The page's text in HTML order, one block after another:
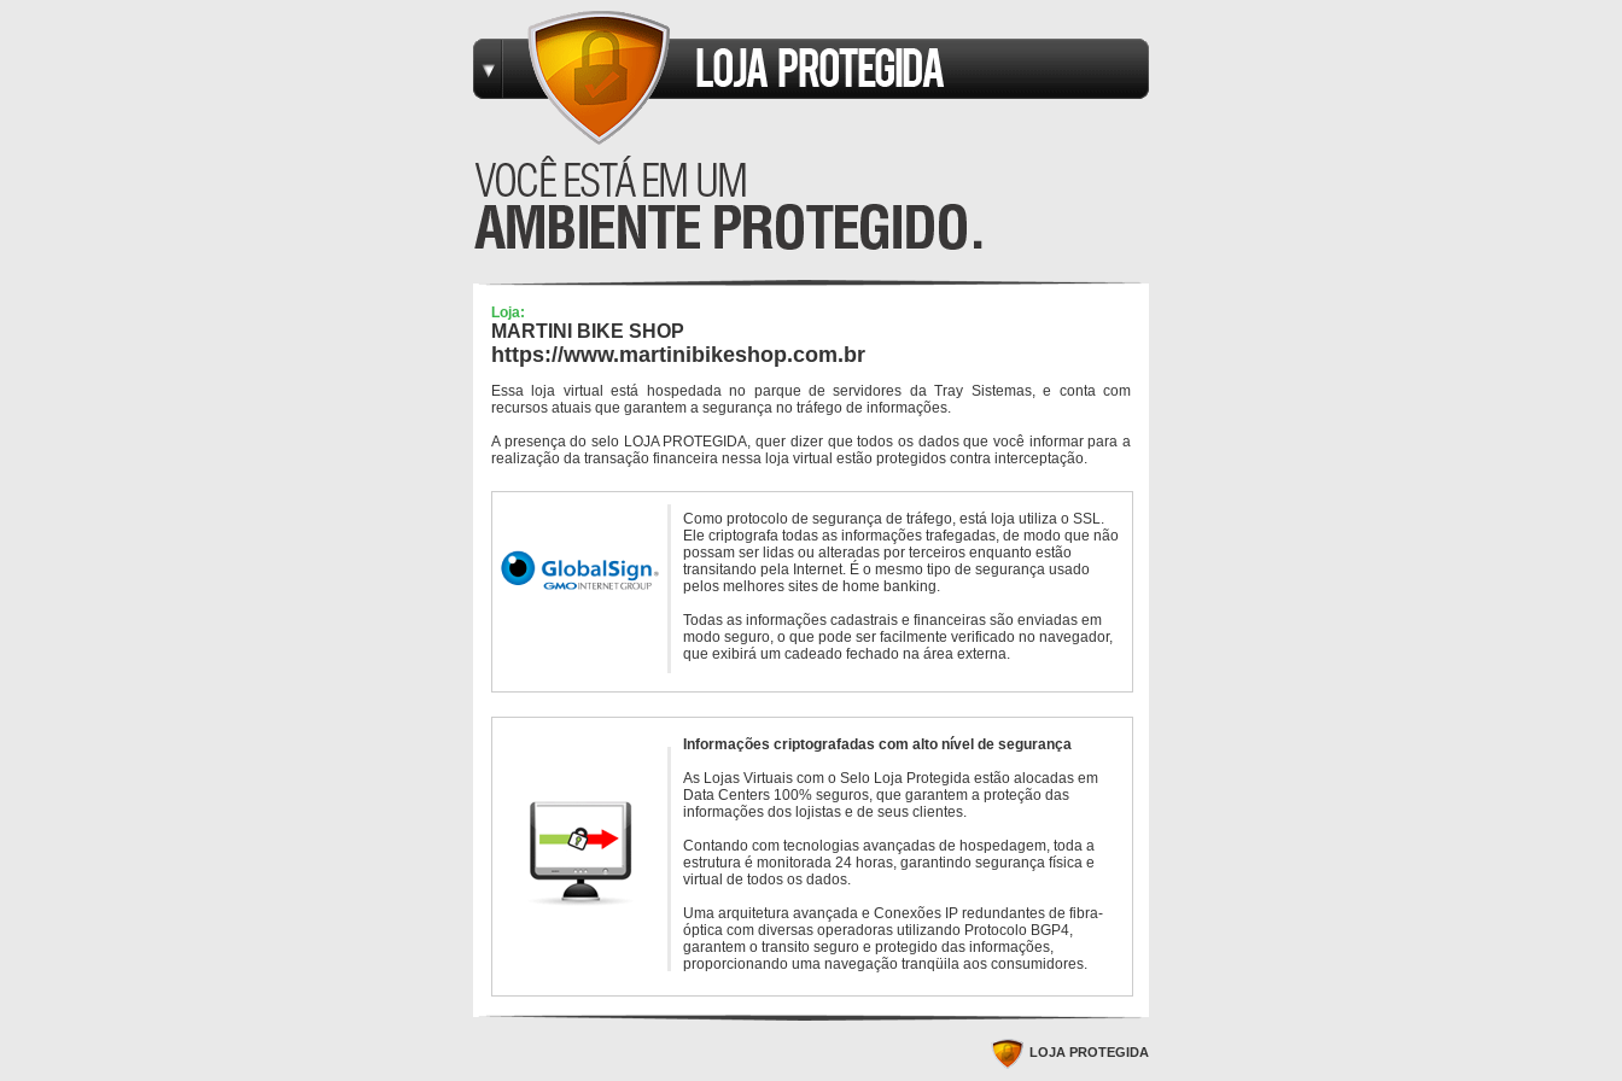
Loja:
MARTINI BIKE SHOP
https://www.martinibikeshop.com.br
Essa loja virtual está hospedada no parque de servidores da Tray Sistemas, e conta com
recursos atuais que garantem a segurança no tráfego de informações.
A presença do selo LOJA PROTEGIDA, quer dizer que todos os dados que você informar para a
realização da transação financeira nessa loja virtual estão protegidos contra interceptação.
Como protocolo de segurança de tráfego, está loja utiliza o SSL.
Ele criptografa todas as informações trafegadas, de modo que não
possam ser lidas ou alteradas por terceiros enquanto estão
transitando pela Internet. É o mesmo tipo de segurança usado
pelos melhores sites de home banking.
Todas as informações cadastrais e financeiras são enviadas em
modo seguro, o que pode ser facilmente verificado no navegador,
que exibirá um cadeado fechado na área externa.
Informações criptografadas com alto nível de segurança
As Lojas Virtuais com o Selo Loja Protegida estão alocadas em
Data Centers 100% seguros, que garantem a proteção das
informações dos lojistas e de seus clientes.
Contando com tecnologias avançadas de hospedagem, toda a
estrutura é monitorada 24 horas, garantindo segurança física e
virtual de todos os dados.
Uma arquitetura avançada e Conexões IP redundantes de fibra-
óptica com diversas operadoras utilizando Protocolo BGP4,
garantem o transito seguro e protegido das informações,
proporcionando uma navegação tranqüila aos consumidores.
LOJA PROTEGIDA